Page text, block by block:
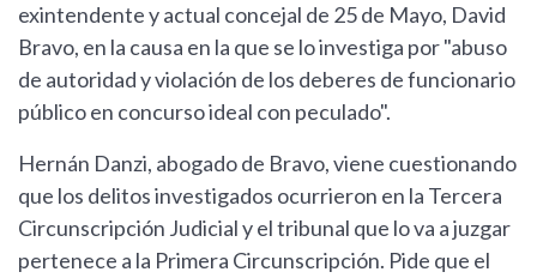
exintendente y actual concejal de 25 de Mayo, David
Bravo, en la causa en la que se lo investiga por "abuso
de autoridad y violación de los deberes de funcionario
público en concurso ideal con peculado".
Hernán Danzi, abogado de Bravo, viene cuestionando
que los delitos investigados ocurrieron en la Tercera
Circunscripción Judicial y el tribunal que lo va a juzgar
pertenece a la Primera Circunscripción. Pide que el